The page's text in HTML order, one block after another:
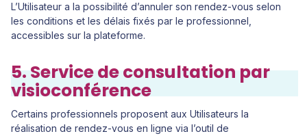
L’Utilisateur a la possibilité d’annuler son rendez-vous selon
les conditions et les délais fixés par le professionnel,
accessibles sur la plateforme.
5. Service de consultation par
visioconférence
Certains professionnels proposent aux Utilisateurs la
réalisation de rendez-vous en ligne via l’outil de